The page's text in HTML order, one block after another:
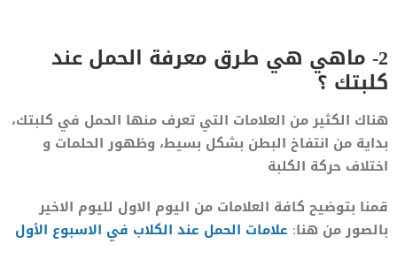
2- ماهي هي طرق معرفة الحمل عند
كلبتك ؟
هناك الكثير من العلامات التي تعرف منها الحمل في كلبتك،
بداية من انتفاخ البطن بشكل بسيط، وظهور الحلمات و
اختلاف حركة الكلبة
قمنا بتوضيح كافة العلامات من اليوم الاول لليوم الاخير
بالصور من هنا: علامات الحمل عند الكلاب في الاسبوع الأول